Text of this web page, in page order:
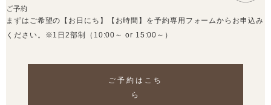
ご予約
まずはご希望の【お日にち】【お時間】を予約専用フォームからお申込み
ください。※1日2部制（10:00～ or 15:00～）
ご予約はこち
ら